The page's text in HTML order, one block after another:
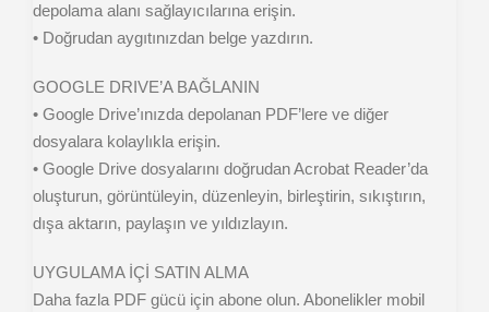
depolama alanı sağlayıcılarına erişin.
• Doğrudan aygıtınızdan belge yazdırın.
GOOGLE DRIVE’A BAĞLANIN
• Google Drive’ınızda depolanan PDF’lere ve diğer
dosyalara kolaylıkla erişin.
• Google Drive dosyalarını doğrudan Acrobat Reader’da
oluşturun, görüntüleyin, düzenleyin, birleştirin, sıkıştırın,
dışa aktarın, paylaşın ve yıldızlayın.
UYGULAMA İÇİ SATIN ALMA
Daha fazla PDF gücü için abone olun. Abonelikler mobil